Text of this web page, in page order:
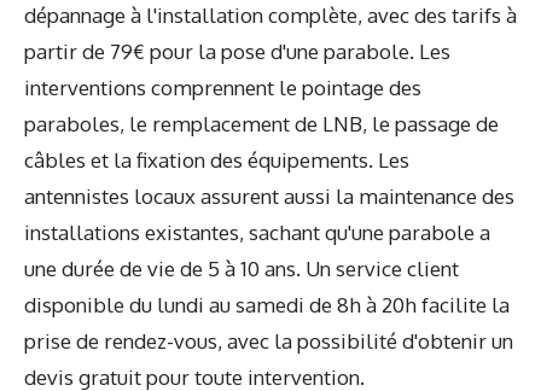
dépannage à l'installation complète, avec des tarifs à
partir de 79€ pour la pose d'une parabole. Les
interventions comprennent le pointage des
paraboles, le remplacement de LNB, le passage de
câbles et la fixation des équipements. Les
antennistes locaux assurent aussi la maintenance des
installations existantes, sachant qu'une parabole a
une durée de vie de 5 à 10 ans. Un service client
disponible du lundi au samedi de 8h à 20h facilite la
prise de rendez-vous, avec la possibilité d'obtenir un
devis gratuit pour toute intervention.